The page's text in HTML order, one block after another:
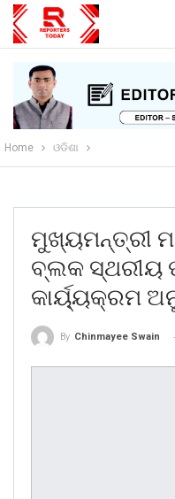
Home ଓଡିଶା
ମୁଖ୍ୟମନ୍ତ୍ରୀ
ବ୍ଲକ ସ୍ଥରୀୟ
କାର୍ୟ୍ୟକ୍ରମ
By Chinmayee Swain